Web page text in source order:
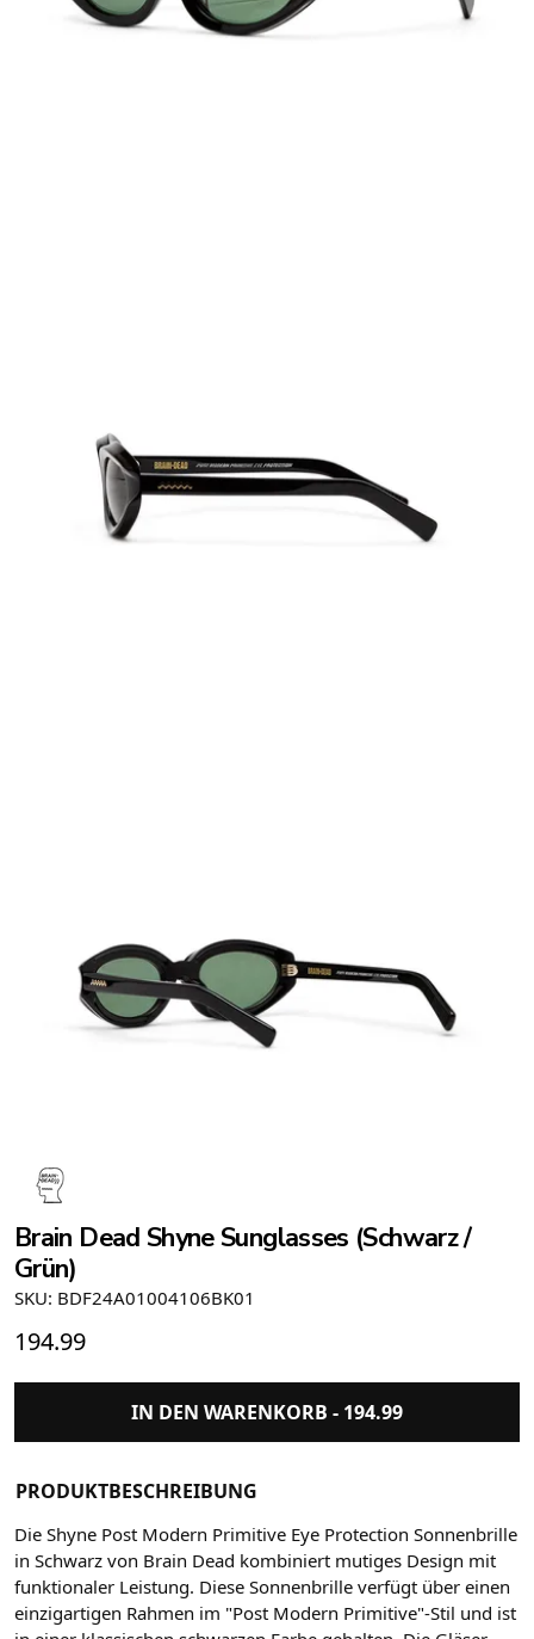
Brain Dead Shyne Sunglasses (Schwarz /
Grün)
SKU: BDF24A01004106BK01
194.99
IN DEN WARENKORB - 194.99
PRODUKTBESCHREIBUNG
Die Shyne Post Modern Primitive Eye Protection Sonnenbrille
in Schwarz von Brain Dead kombiniert mutiges Design mit
funktionaler Leistung. Diese Sonnenbrille verfügt über einen
einzigartigen Rahmen im "Post Modern Primitive"-Stil und ist